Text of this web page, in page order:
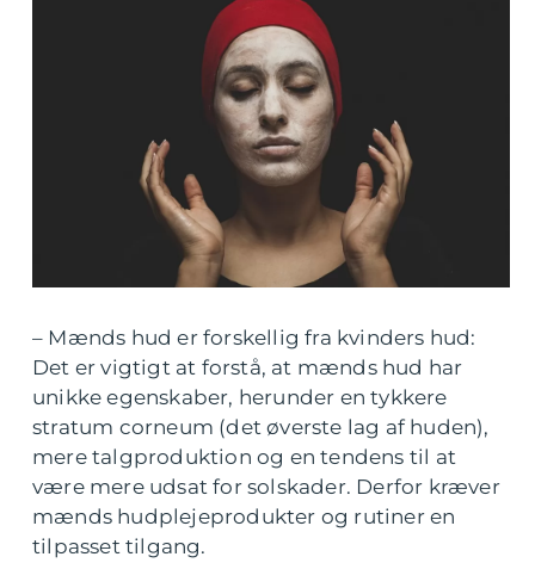
– Mænds hud er forskellig fra kvinders hud:
Det er vigtigt at forstå, at mænds hud har
unikke egenskaber, herunder en tykkere
stratum corneum (det øverste lag af huden),
mere talgproduktion og en tendens til at
være mere udsat for solskader. Derfor kræver
mænds hudplejeprodukter og rutiner en
tilpasset tilgang.